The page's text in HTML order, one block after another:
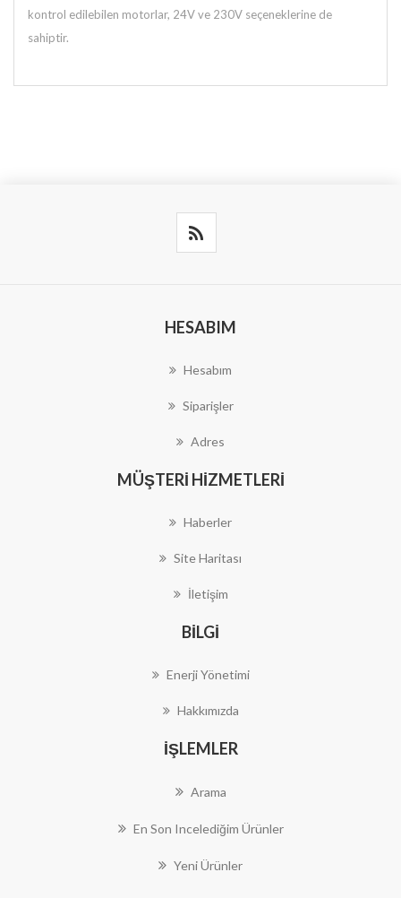
kontrol edilebilen motorlar, 24V ve 230V seçeneklerine de
sahiptir.
HESABIM
Hesabım
Siparişler
Adres
MÜŞTERI HIZMETLERI
Haberler
Site Haritası
İletişim
BILGI
Enerji Yönetimi
Hakkımızda
İŞLEMLER
Arama
En Son Incelediğim Ürünler
Yeni Ürünler